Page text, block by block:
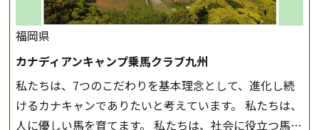
福岡県
カナディアンキャンプ乗馬クラブ九州
私たちは、7つのこだわりを基本理念として、進化し続
けるカナキャンでありたいと考えています。 私たちは、
人に優しい馬を育てます。 私たちは、社会に役立つ馬を